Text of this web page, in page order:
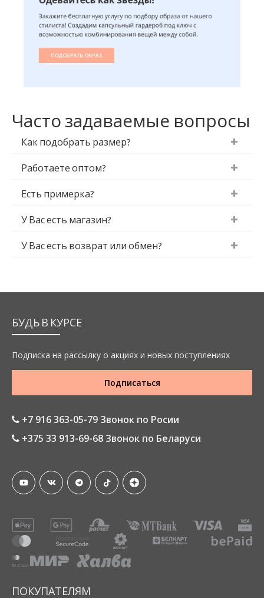
Часто задаваемые вопросы
Как подобрать размер?
Работаете оптом?
Есть примерка?
У Вас есть магазин?
У Вас есть возврат или обмен?
БУДЬ В КУРСЕ
Подписка на рассылку о акциях и новых поступлениях
Подписаться
+7 916 363-05-79 Звонок по Росии
+375 33 913-69-68 Звонок по Беларуси
ПОКУПАТЕЛЯМ